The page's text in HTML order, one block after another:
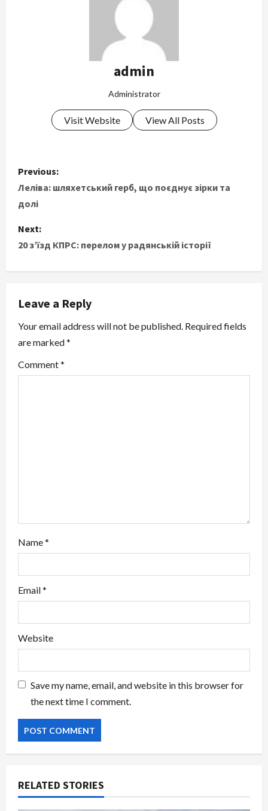
admin
Administrator
Visit Website View All Posts
P
o
t
n
v
i
g
Previous:
Леліва: шляхетський герб, що поєднує зірки та
долі
Next:
20 з’їзд КПРС: перелом у радянській історії
Leave a Reply
Your email address will not be published. Required fields
are marked*
Comment*
Name*
Email*
Website
Save my name, email, and website in this browser for
the next time I comment.
RELATED STORIES